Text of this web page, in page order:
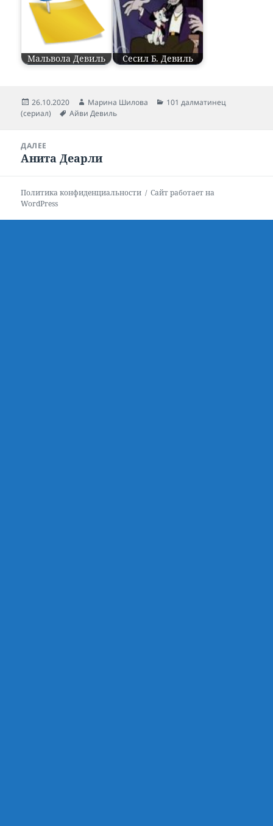
Мальвола Девиль Сесил Б. Девиль
Опубликовано
26.10.2020 Автор
Марина Шилова Рубрики
101 далматинец
(сериал)
Метки
Айви Девиль
записям
ДАЛЕЕ
Следующая
Анита Деарли
Политика конфиденциальности
Сайт работает на
WordPress